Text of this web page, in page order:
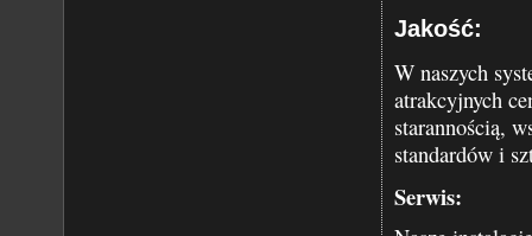
Jakość:
W naszych
atrakcyjnych
starannością,
standardów i
Serwis: